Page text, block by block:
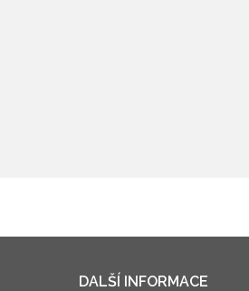
DALŠÍ INFORMACE